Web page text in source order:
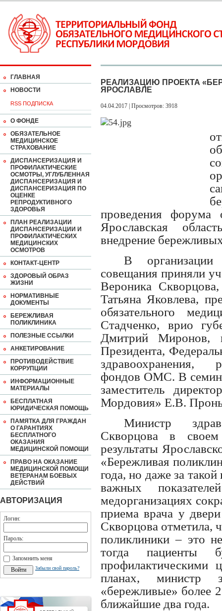
ГЛАВНАЯ
НОВОСТИ
RSS ПОДПИСКА
О ФОНДЕ
ОБЯЗАТЕЛЬНОЕ
МЕДИЦИНСКОЕ
СТРАХОВАНИЕ
ДИСПАНСЕРИЗАЦИЯ И
ПРОФИЛАКТИЧЕСКИЕ
ОСМОТРЫ, УГЛУБЛЕННАЯ
ДИСПАНСЕРИЗАЦИЯ И
ДИСПАНСЕРИЗАЦИЯ ПО
ОЦЕНКЕ
РЕПРОДУКТИВНОГО
ЗДОРОВЬЯ
ПЛАН РЕАЛИЗАЦИИ
ДИСПАНСЕРИЗАЦИИ И
ПРОФИЛАКТИЧЕСКИХ
МЕДИЦИНСКИХ
ОСМОТРОВ
КОНТАКТ-ЦЕНТР
ЗДОРОВЫЙ ОБРАЗ
ЖИЗНИ
НОРМАТИВНЫЕ
ДОКУМЕНТЫ
БЕРЕЖЛИВАЯ
ПОЛИКЛИНИКА
ПОЛЕЗНЫЕ ССЫЛКИ
АНКЕТИРОВАНИЕ
ПРОТИВОДЕЙСТВИЕ
КОРРУПЦИИ
ИНФОРМАЦИОННЫЕ
МАТЕРИАЛЫ
БЕСПЛАТНАЯ
ЮРИДИЧЕСКАЯ ПОМОЩЬ
ПАМЯТКА ДЛЯ ГРАЖДАН
О ГАРАНТИЯХ
БЕСПЛАТНОГО
ОКАЗАНИЯ
МЕДИЦИНСКОЙ ПОМОЩИ
ПРАВО НА ОКАЗАНИЕ
МЕДИЦИНСКОЙ ПОМОЩИ
ВЕТЕРАНАМ БОЕВЫХ
ДЕЙСТВИЙ
АВТОРИЗАЦИЯ
Логин:
Пароль:
Запомнить меня
Забыли свой пароль?
РЕАЛИЗАЦИЮ ПРОЕКТА
ЯРОСЛАВЛЕ
04.04.2017 | Просмотров: 3918
проведения форума
Ярославская
внедрение
В
совещания приняли
Вероника
Татьяна Яковлева,
обязательного
Стадченко, врио
Дмитрий Миронов,
Президента,
здравоохранения,
фондов ОМС. В
заместитель
Мордовия» Е.В.
Министр
Скворцова в
результаты
«Бережливая
года, но даже за
важных
медорганизациях
приема врача у
Скворцова отметила,
поликлиники – это
тогда пациенты
профилактическими
планах, министр
«бережливые» более
ближайшие два года.